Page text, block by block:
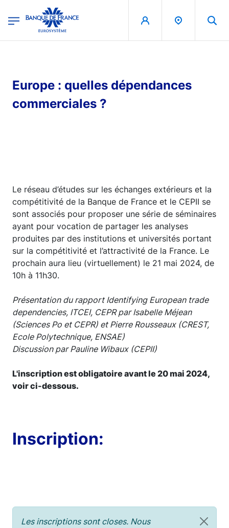
Banque de France - Menu Principal
Europe : quelles dépendances
commerciales ?
Le réseau d’études sur les échanges extérieurs et la
compétitivité de la Banque de France et le CEPII se
sont associés pour proposer une série de séminaires
ayant pour vocation de partager les analyses
produites par des institutions et universités portant
sur la compétitivité et l’attractivité de la France. Le
prochain aura lieu (virtuellement) le 21 mai 2024, de
10h à 11h30.
Présentation du rapport Identifying European trade
dependencies, ITCEI, CEPR par Isabelle Méjean
(Sciences Po et CEPR) et Pierre Rousseaux (CREST,
Ecole Polytechnique, ENSAE)
Discussion par Pauline Wibaux (CEPII)
L'inscription est obligatoire avant le 20 mai 2024,
voir ci-dessous.
Inscription:
Les inscriptions sont closes. Nous